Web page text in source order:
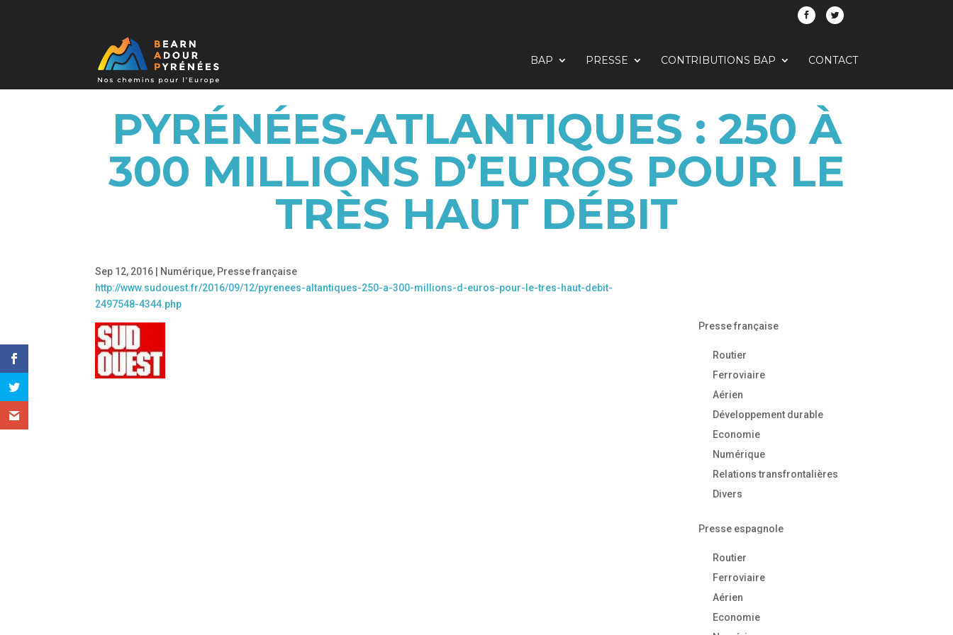
BAP PRESSE CONTRIBUTIONS BAP CONTACT
PYRÉNÉES-ATLANTIQUES : 250 À
300 MILLIONS D’EUROS POUR LE
TRÈS HAUT DÉBIT
Sep 12, 2016 Numérique, Presse française
http://www.sudouest.fr/2016/09/12/pyrenees-altantiques-250-a-300-millions-d-euros-pour-le-tres-haut-debit-
2497548-4344.php
Presse française
Routier
Ferroviaire
Aérien
Développement durable
Economie
Numérique
Relations transfrontalières
Divers
Presse espagnole
Routier
Ferroviaire
Aérien
Economie